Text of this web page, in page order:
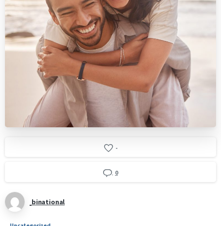
-
0
binational